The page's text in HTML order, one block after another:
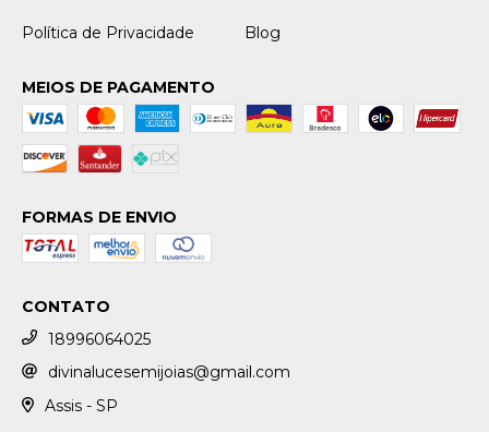
Política de Privacidade Blog
MEIOS DE PAGAMENTO
FORMAS DE ENVIO
CONTATO
18996064025
divinalucesemijoias@gmail.com
Assis - SP